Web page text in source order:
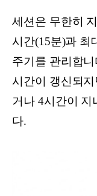
세션은 무한히
시간(15분)과 최
주기를 관리합
시간이 갱신되
거나 4시간이 지
다.